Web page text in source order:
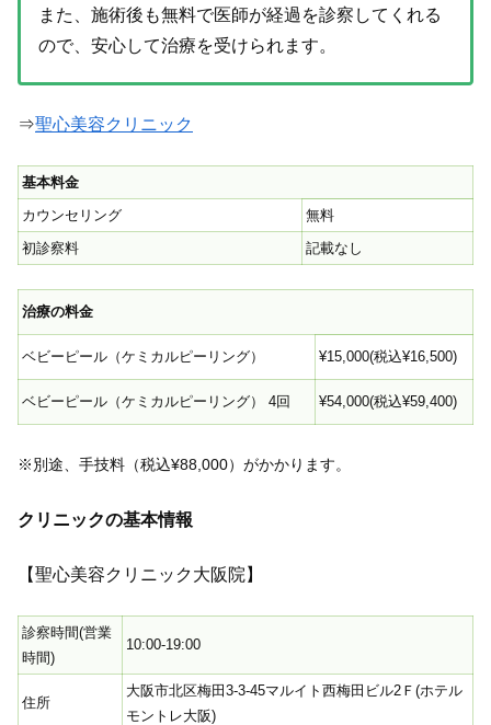
また、施術後も無料で医師が経過を診察してくれる
ので、安心して治療を受けられます。
⇒聖心美容クリニック
基本料金
カウンセリング
無料
初診察料
記載なし
治療の料金
ベビーピール（ケミカルピーリング） ¥15,000(税込¥16,500)
ベビーピール（ケミカルピーリング） 4回 ¥54,000(税込¥59,400)
※別途、手技料（税込¥88,000）がかかります。
クリニックの基本情報
【聖心美容クリニック大阪院】
診察時間(営業
時間)
10:00-19:00
住所
大阪市北区梅田3-3-45マルイト西梅田ビル2Ｆ(ホテル
モントレ大阪)